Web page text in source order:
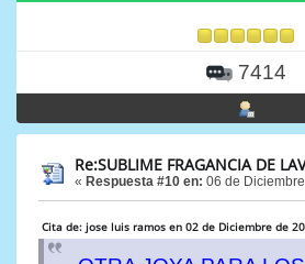
7414
Re:SUBLIME FRAGANCIA DE
« Respuesta #10 en: 06 de
Cita de: jose luis ramos en 02 de Diciembre de